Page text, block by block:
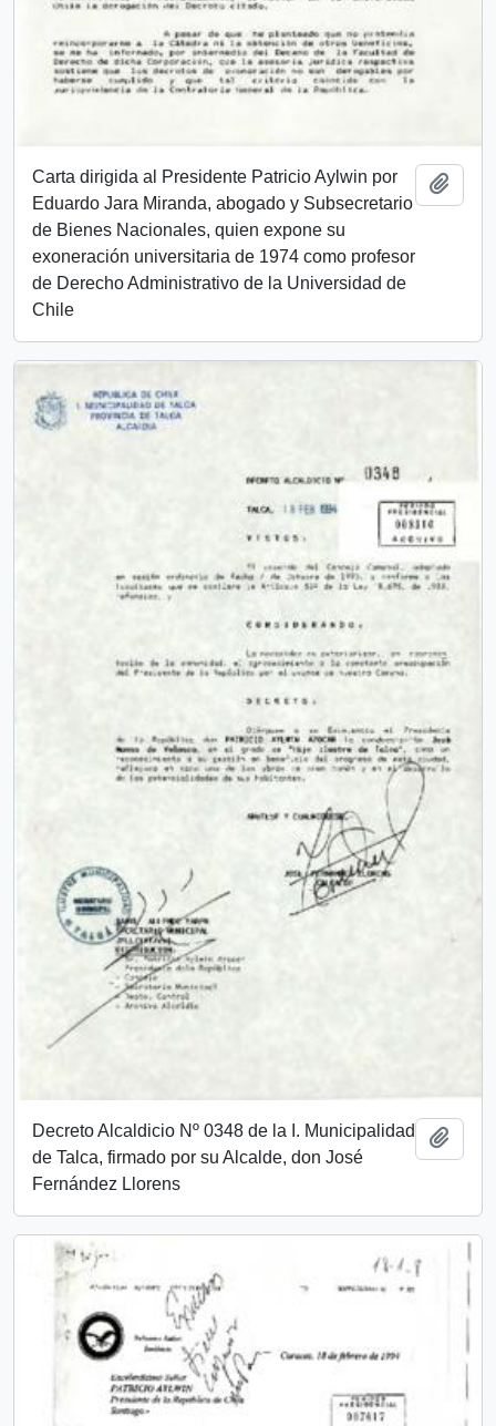
Carta dirigida al Presidente Patricio Aylwin por
Eduardo Jara Miranda, abogado y Subsecretario
de Bienes Nacionales, quien expone su
exoneración universitaria de 1974 como profesor
de Derecho Administrativo de la Universidad de
Chile
Decreto Alcaldicio Nº 0348 de la I. Municipalidad
de Talca, firmado por su Alcalde, don José
Fernández Llorens